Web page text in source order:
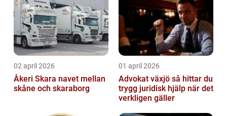
02 april 2026
Åkeri Skara navet mellan
skåne och skaraborg
01 april 2026
Advokat växjö så hittar du
trygg juridisk hjälp när det
verkligen gäller